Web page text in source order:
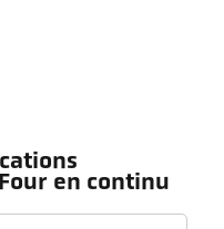
en continu